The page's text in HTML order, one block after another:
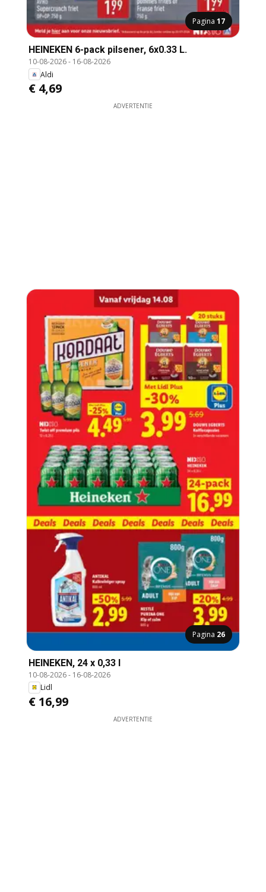
Pagina 17
HEINEKEN 6-pack pilsener, 6x0.33 L.
10-08-2026- 16-08-2026
Aldi
€ 4,69
ADVERTENTIE
Pagina 26
HEINEKEN, 24 x 0,33 l
10-08-2026- 16-08-2026
Lidl
€ 16,99
ADVERTENTIE